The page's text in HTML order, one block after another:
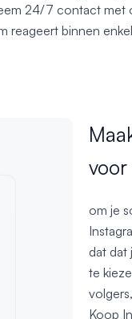
24/7 contact met
reageert binnen
om je
dat
te
Koop